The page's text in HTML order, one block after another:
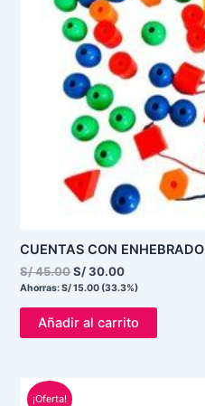
CUENTAS CON ENHEBRADO
S/45.00S/30.00
Ahorras:S/15.00 (33.3%)
Añadir al carrito
¡Oferta!